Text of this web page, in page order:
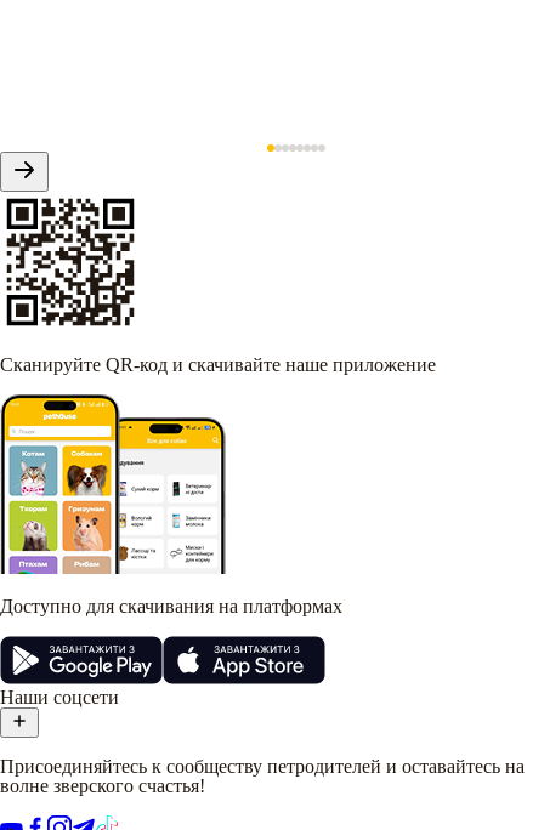
Сканируйте QR-код и скачивайте наше приложение
Доступно для скачивания на платформах
Наши соцсети
Присоединяйтесь к сообществу петродителей и оставайтесь на
волне зверского счастья!